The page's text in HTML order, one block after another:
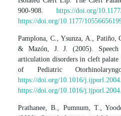
900-908. https://doi.org/
https://doi.org/10.1177/
Pamplona, C., Ysunza, A.,
& Mazón, J. J. (2005).
articulation disorders in cleft
of Pediatric
https://doi.org/10.1016/
https://doi.org/10.1016/
Prathanee, B., Pumnum, T.,